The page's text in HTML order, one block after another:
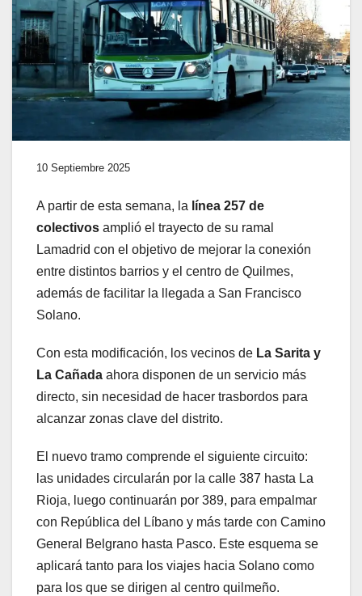
10 Septiembre 2025
A partir de esta semana, la línea 257 de
colectivos amplió el trayecto de su ramal
Lamadrid con el objetivo de mejorar la conexión
entre distintos barrios y el centro de Quilmes,
además de facilitar la llegada a San Francisco
Solano.
Con esta modificación, los vecinos de La Sarita y
La Cañada ahora disponen de un servicio más
directo, sin necesidad de hacer trasbordos para
alcanzar zonas clave del distrito.
El nuevo tramo comprende el siguiente circuito:
las unidades circularán por la calle 387 hasta La
Rioja, luego continuarán por 389, para empalmar
con República del Líbano y más tarde con Camino
General Belgrano hasta Pasco. Este esquema se
aplicará tanto para los viajes hacia Solano como
para los que se dirigen al centro quilmeño.